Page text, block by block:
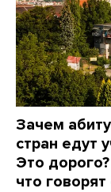
Зачем
стран едут
Это
что